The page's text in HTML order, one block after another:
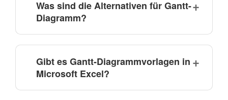
Was sind die Alternativen für Gantt-
Diagramm?
Gibt es Gantt-Diagrammvorlagen in
Microsoft Excel?